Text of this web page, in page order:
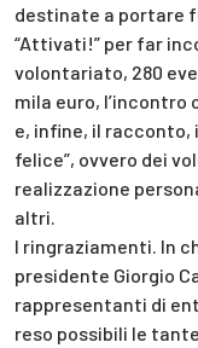
destinate a portare
“Attivati!” per far
volontariato, 280
mila euro, l’incontro
e, infine, il racconto,
felice”, ovvero dei
realizzazione
altri.
I ringraziamenti. In
presidente Giorgio
rappresentanti di
reso possibili le